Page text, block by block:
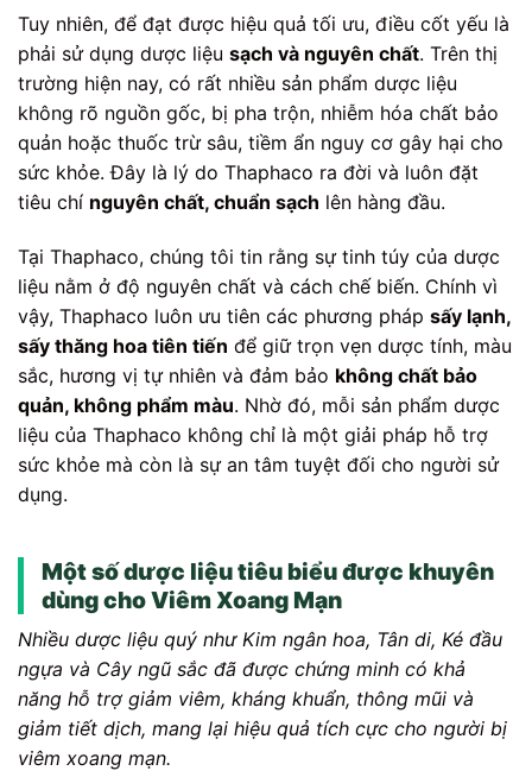
Tuy nhiên, để đạt được hiệu quả tối ưu, điều cốt yếu là
phải sử dụng dược liệu sạch và nguyên chất. Trên thị
trường hiện nay, có rất nhiều sản phẩm dược liệu
không rõ nguồn gốc, bị pha trộn, nhiễm hóa chất bảo
quản hoặc thuốc trừ sâu, tiềm ẩn nguy cơ gây hại cho
sức khỏe. Đây là lý do Thaphaco ra đời và luôn đặt
tiêu chí nguyên chất, chuẩn sạch lên hàng đầu.
Tại Thaphaco, chúng tôi tin rằng sự tinh túy của dược
liệu nằm ở độ nguyên chất và cách chế biến. Chính vì
vậy, Thaphaco luôn ưu tiên các phương pháp sấy lạnh,
sấy thăng hoa tiên tiến để giữ trọn vẹn dược tính, màu
sắc, hương vị tự nhiên và đảm bảo không chất bảo
quản, không phẩm màu. Nhờ đó, mỗi sản phẩm dược
liệu của Thaphaco không chỉ là một giải pháp hỗ trợ
sức khỏe mà còn là sự an tâm tuyệt đối cho người sử
dụng.
Một số dược liệu tiêu biểu được khuyên
dùng cho Viêm Xoang Mạn
Nhiều dược liệu quý như Kim ngân hoa, Tân di, Ké đầu
ngựa và Cây ngũ sắc đã được chứng minh có khả
năng hỗ trợ giảm viêm, kháng khuẩn, thông mũi và
giảm tiết dịch, mang lại hiệu quả tích cực cho người bị
viêm xoang mạn.